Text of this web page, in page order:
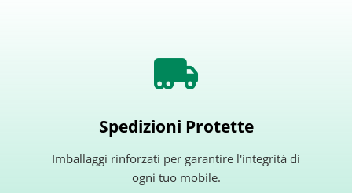
Spedizioni Protette
Imballaggi rinforzati per garantire l'integrità di
ogni tuo mobile.